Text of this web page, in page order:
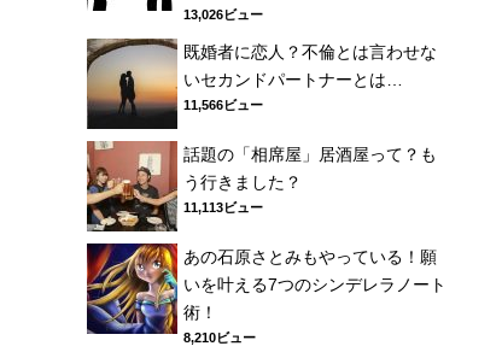
13,026ビュー
既婚者に恋人？不倫とは言わせな
いセカンドパートナーとは…
11,566ビュー
話題の「相席屋」居酒屋って？も
う行きました？
11,113ビュー
あの石原さとみもやっている！願
いを叶える7つのシンデレラノート
術！
8,210ビュー